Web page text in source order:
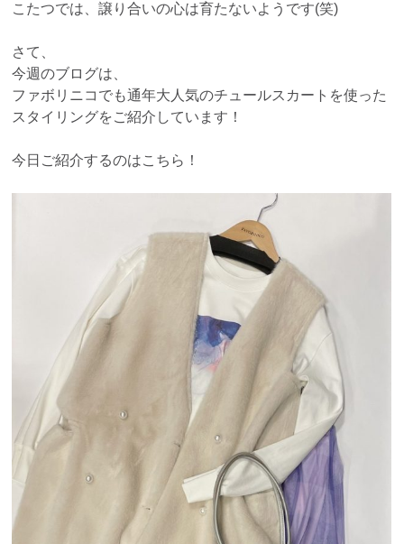
こたつでは、譲り合いの心は育たないようです(笑)
さて、
今週のブログは、
ファボリニコでも通年大人気のチュールスカートを使った
スタイリングをご紹介しています！
今日ご紹介するのはこちら！